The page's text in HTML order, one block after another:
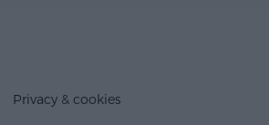
Privacy & cookies